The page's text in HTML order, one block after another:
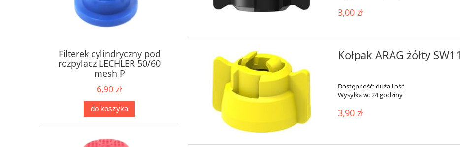
Filterek cylindryczny pod
rozpylacz LECHLER 50/60
mesh P
6,90 zł
do koszyka
3,00 zł
Kołpak ARAG żółty SW11
Dostępność:duża ilość
Wysyłka w:24 godziny
3,90 zł